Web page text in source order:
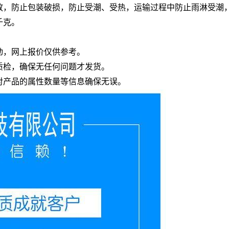
防止包装破损，防止受潮、受热，运输过程中防止雨淋受潮
。
网上报价仅供参考。
，确保无任何问题才发货。
品的属性数量等信息确保无误。